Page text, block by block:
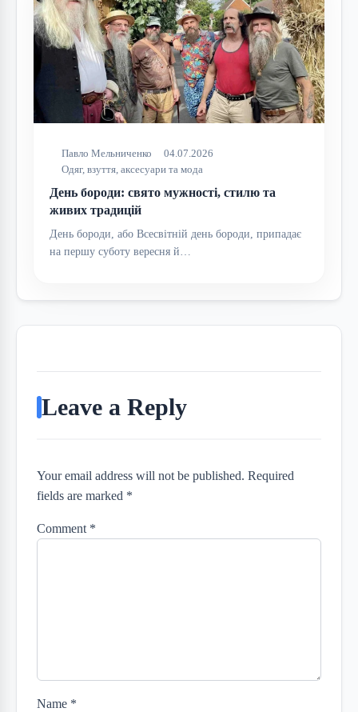
Павло Мельниченко
04.07.2026
Одяг, взуття, аксесуари та мода
День бороди: свято мужності, стилю та
живих традицій
День бороди, або Всесвітній день бороди, припадає
на першу суботу вересня й…
Leave a Reply
Your email address will not be published. Required
fields are marked *
Comment *
Name *